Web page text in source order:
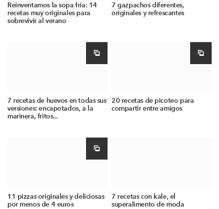
Reinventamos la sopa fría: 14
recetas muy originales para
sobrevivir al verano
7 gazpachos diferentes,
originales y refrescantes
7 recetas de huevos en todas sus
versiones: encapotados, a la
marinera, fritos...
20 recetas de picoteo para
compartir entre amigos
11 pizzas originales y deliciosas
por menos de 4 euros
7 recetas con kale, el
superalimento de moda